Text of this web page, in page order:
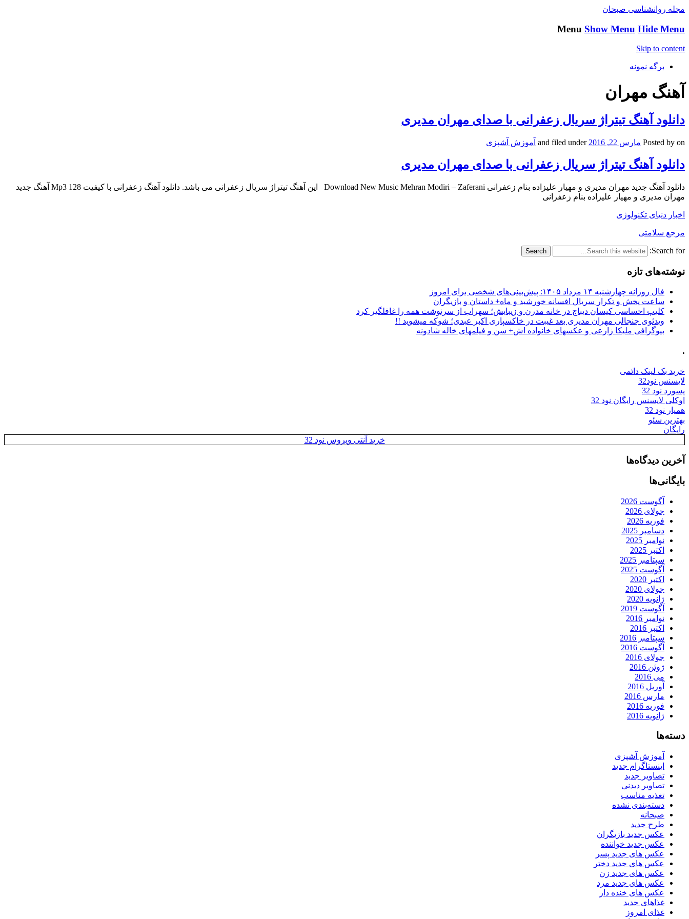
مجله روانشناسی صبحان
Menu Show Menu Hide Menu
Skip to content
برگه نمونه
آهنگ مهران
دانلود آهنگ تیتراژ سریال زعفرانی با صدای مهران مدیری
Posted by on مارس 22, 2016 and filed under آموزش آشپزی
دانلود آهنگ تیتراژ سریال زعفرانی با صدای مهران مدیری
دانلود آهنگ جدید مهران مدیری و مهیار علیزاده بنام زعفرانی Download New Music Mehran Modiri – Zaferani این آهنگ تیتراژ سریال زعفرانی می باشد. دانلود آهنگ زعفرانی با کیفیت Mp3 128 آهنگ جدید
مهران مدیری و مهیار علیزاده بنام زعفرانی
اخبار دنیای تکنولوژی
مرجع سلامتی
Search for:
نوشته‌های تازه
فال روزانه چهارشنبه ۱۴ مرداد ۱۴۰۵: پیش‌بینی‌های شخصی برای امروز
ساعت پخش و تکرار سریال افسانه خورشید و ماه+ داستان و بازیگران
کلیپ احساسی کیسان دیباج در خانه مدرن و زیبایش؛ سهراب از سرنوشت همه را غافلگیر کرد
ویدئوی جنجالی مهران مدیری بعد غیبت در خاکسپاری اکبر عبدی؛ شوکه میشوید !!
بیوگرافی ملیکا زارعی و عکسهای خانواده اش+ سن و فیلمهای خاله شادونه
.
خرید بک لینک دائمی
لایسنس نود32
پسورد نود 32
اوکلی لایسنس رایگان نود 32
همیار نود 32
بهترین سئو
رایگان
خرید آنتی ویروس نود 32
آخرین دیدگاه‌ها
بایگانی‌ها
آگوست 2026
جولای 2026
فوریه 2026
دسامبر 2025
نوامبر 2025
اکتبر 2025
سپتامبر 2025
آگوست 2025
اکتبر 2020
جولای 2020
ژانویه 2020
آگوست 2019
نوامبر 2016
اکتبر 2016
سپتامبر 2016
آگوست 2016
جولای 2016
ژوئن 2016
می 2016
آوریل 2016
مارس 2016
فوریه 2016
ژانویه 2016
دسته‌ها
آموزش آشپزی
اینستاگرام جدید
تصاویر جدید
تصاویر دیدنی
تغذیه مناسب
دسته‌بندی نشده
صبحانه
طرح جدید
عکس جدید بازیگران
عکس جدید خواننده
عکس های جدید پسر
عکس های جدید دختر
عکس های جدید زن
عکس های جدید مرد
عکس های خنده دار
غذاهای جدید
غذای امروز